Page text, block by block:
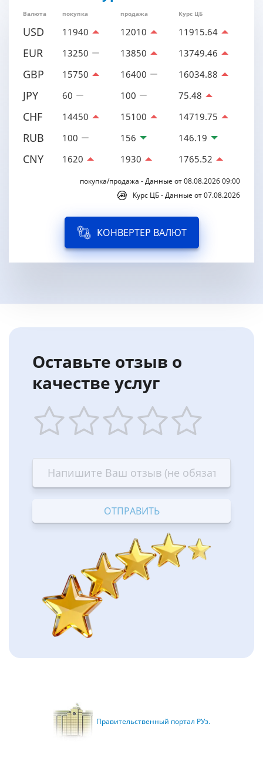
Валюта покупка продажа Курс ЦБ
USD 11940 12010 11915.64
EUR 13250 13850 13749.46
GBP 15750 16400 16034.88
JPY 60 100 75.48
CHF 14450 15100 14719.75
RUB 100 156 146.19
CNY 1620 1930 1765.52
покупка/продажа - Данные от 08.08.2026 09:00
Курс ЦБ - Данные от 07.08.2026
КОНВЕРТЕР ВАЛЮТ
Оставьте отзыв о
качестве услуг
star
Terrible
stars
—
Bad
stars
—
OK
stars
—
Good
stars
—
Excellent
Правительственный портал РУз.